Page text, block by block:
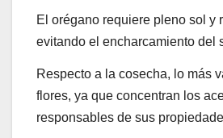
El orégano requiere pleno sol y
evitando el encharcamiento del
Respecto a la cosecha, lo más
flores, ya que concentran los
responsables de sus